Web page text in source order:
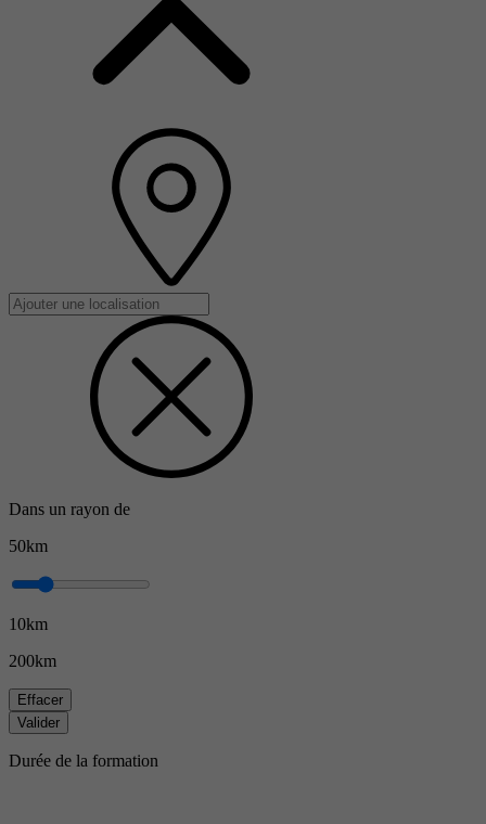
Dans un rayon de
50km
10km
200km
Effacer
Valider
Durée de la formation